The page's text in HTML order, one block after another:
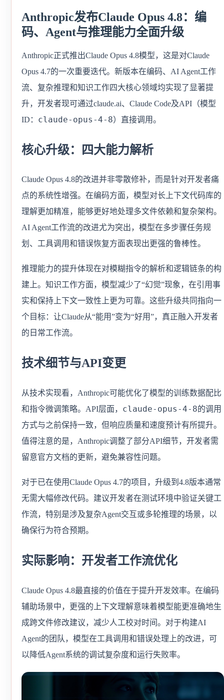
Anthropic发布Claude Opus 4.8：编
码、Agent与推理能力全面升级
Anthropic正式推出Claude Opus 4.8模型，这是对Claude
Opus 4.7的一次重要迭代。新版本在编码、AI Agent工作
流、复杂推理和知识工作四大核心领域均实现了显著提
升，开发者现可通过claude.ai、Claude Code及API（模型
ID： claude-opus-4-8）直接调用。
核心升级：四大能力解析
Claude Opus 4.8的改进并非零散修补，而是针对开发者痛
点的系统性增强。在编码方面，模型对长上下文代码库的
理解更加精准，能够更好地处理多文件依赖和复杂架构。
AI Agent工作流的改进尤为突出，模型在多步骤任务规
划、工具调用和错误恢复方面表现出更强的鲁棒性。
推理能力的提升体现在对模糊指令的解析和逻辑链条的构
建上。知识工作方面，模型减少了“幻觉”现象，在引用事
实和保持上下文一致性上更为可靠。这些升级共同指向一
个目标：让Claude从“能用”变为“好用”，真正融入开发者
的日常工作流。
技术细节与API变更
从技术实现看，Anthropic可能优化了模型的训练数据配比
和指令微调策略。API层面， claude-opus-4-8的调用
方式与之前保持一致，但响应质量和速度预计有所提升。
值得注意的是，Anthropic调整了部分API细节，开发者需
留意官方文档的更新，避免兼容性问题。
对于已在使用Claude Opus 4.7的项目，升级到4.8版本通常
无需大幅修改代码。建议开发者在测试环境中验证关键工
作流，特别是涉及复杂Agent交互或多轮推理的场景，以
确保行为符合预期。
实际影响：开发者工作流优化
Claude Opus 4.8最直接的价值在于提升开发效率。在编码
辅助场景中，更强的上下文理解意味着模型能更准确地生
成跨文件修改建议，减少人工校对时间。对于构建AI
Agent的团队，模型在工具调用和错误处理上的改进，可
以降低Agent系统的调试复杂度和运行失败率。